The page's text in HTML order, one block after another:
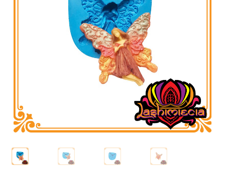
Corante, Pigmento e Óxido
Manteiga
Óleos